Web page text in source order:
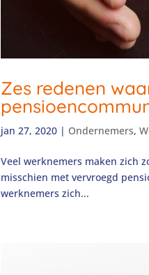
Zes redenen
jan 27, 2020 | Ondernemers,
Veel werknemers maken zich
misschien met vervroegd
werknemers zich...